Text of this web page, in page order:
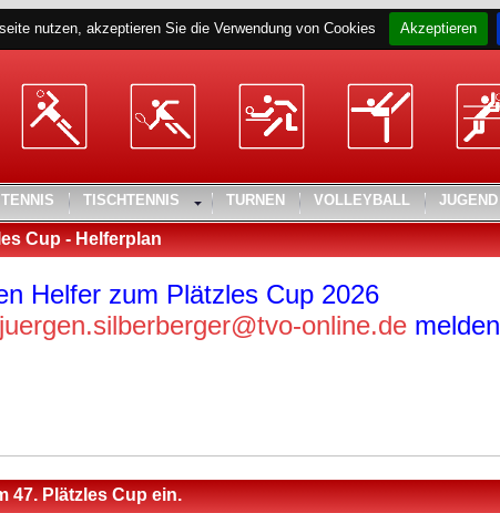
nutzen, akzeptieren Sie die Verwendung von Cookies Akzeptieren
TENNIS TISCHTENNIS TURNEN VOLLEYBALL JUGEND
Cup - Helferplan
Helfer zum Plätzles Cup 2026
juergen.silberberger@tvo-online.de melden
47. Plätzles Cup ein.